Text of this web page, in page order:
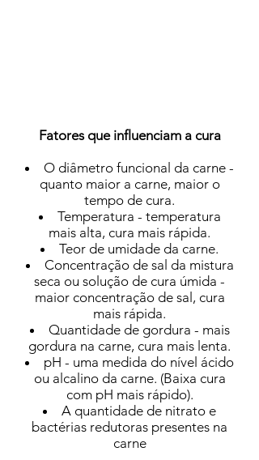
Fatores que influenciam a cura
O diâmetro funcional da carne -
quanto maior a carne, maior o
tempo de cura.
Temperatura - temperatura
mais alta, cura mais rápida.
Teor de umidade da carne.
Concentração de sal da mistura
seca ou solução de cura úmida -
maior concentração de sal, cura
mais rápida.
Quantidade de gordura - mais
gordura na carne, cura mais lenta.
pH - uma medida do nível ácido
ou alcalino da carne. (Baixa cura
com pH mais rápido).
A quantidade de nitrato e
bactérias redutoras presentes na
carne